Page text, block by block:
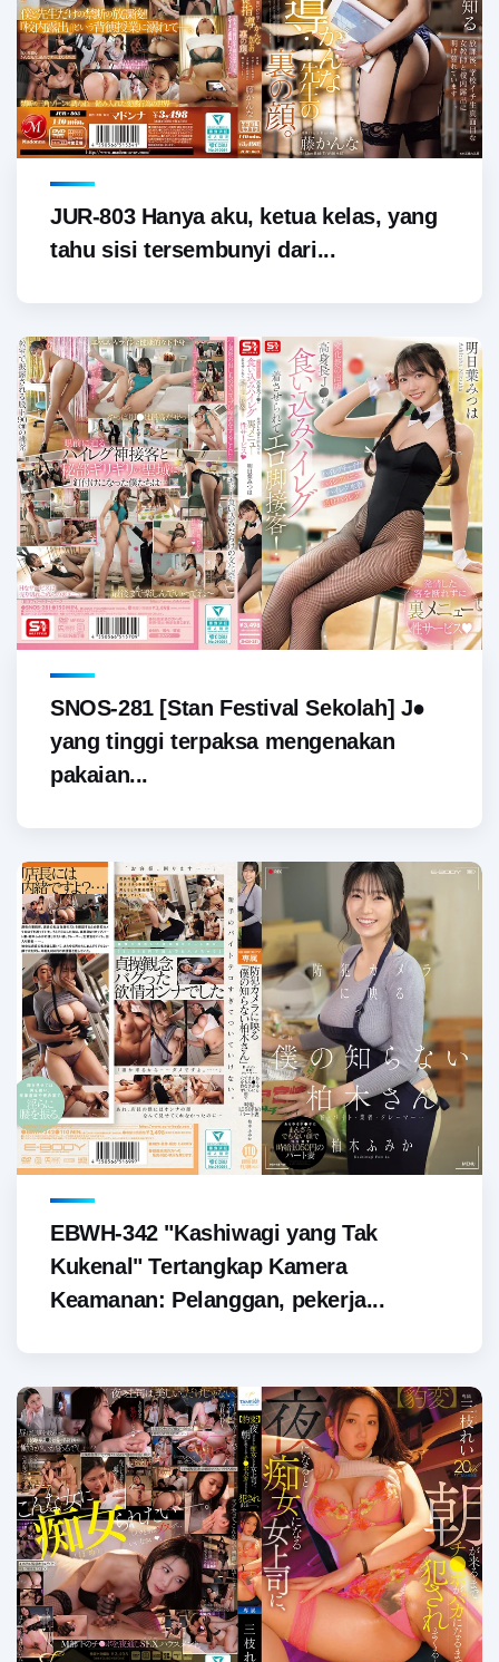
JUR-803 Hanya aku, ketua kelas, yang
tahu sisi tersembunyi dari...
SNOS-281 [Stan Festival Sekolah] J●
yang tinggi terpaksa mengenakan
pakaian...
EBWH-342 "Kashiwagi yang Tak
Kukenal" Tertangkap Kamera
Keamanan: Pelanggan, pekerja...